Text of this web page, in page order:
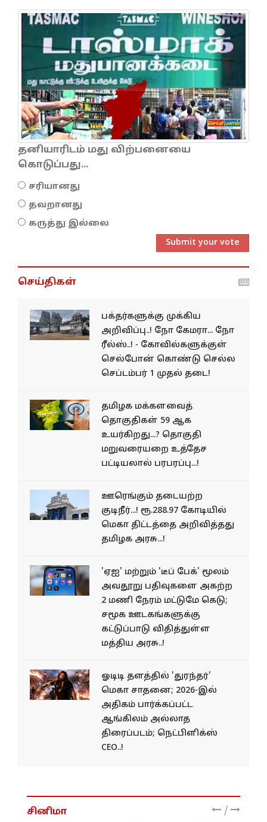
தனியாரிடம் மது விற்பனையை
கொடுப்பது...
சரியானது
தவறானது
கருத்து இல்லை
Submit your vote
செய்திகள்
பக்தர்களுக்கு முக்கிய
அறிவிப்பு..! நோ கேமரா... நோ
ரீல்ஸ்..! - கோவில்களுக்குள்
செல்போன் கொண்டு செல்ல
செப்டம்பர் 1 முதல் தடை!
தமிழக மக்களவைத்
தொகுதிகள் 59 ஆக
உயர்கிறது...? தொகுதி
மறுவரையறை உத்தேச
பட்டியலால் பரபரப்பு...!
ஊரெங்கும் தடையற்ற
குடிநீர்...! ரூ.288.97 கோடியில்
மெகா திட்டத்தை அறிவித்தது
தமிழக அரசு...!
'ஏஐ' மற்றும் 'டீப் பேக்' மூலம்
அவதூறு பதிவுகளை அகற்ற
2 மணி நேரம் மட்டுமே கெடு;
சமூக ஊடகங்களுக்கு
கட்டுப்பாடு விதித்துள்ள
மத்திய அரசு..!
ஓடிடி தளத்தில் 'துரந்தர்'
மெகா சாதனை; 2026-இல்
அதிகம் பார்க்கப்பட்ட
ஆங்கிலம் அல்லாத
திரைப்படம்; நெட்பிளிக்ஸ்
CEO..!
சினிமா /